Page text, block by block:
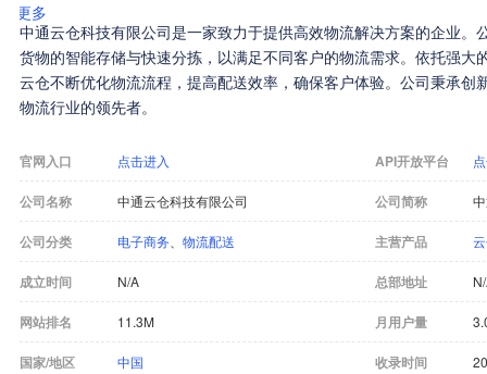
更多
中通云仓科技有限公司是一家致力于提供高效物流解决方案的企业。
货物的智能存储与快速分拣，以满足不同客户的物流需求。依托强大
云仓不断优化物流流程，提高配送效率，确保客户体验。公司秉承创
物流行业的领先者。
官网入口 点击进入 API开放平台
公司名称 中通云仓科技有限公司 公司简称
公司分类 电子商务 物流配送 主营产品
成立时间 N/A 总部地址
网站排名 11.3M 月用户量
国家/地区 中国 收录时间